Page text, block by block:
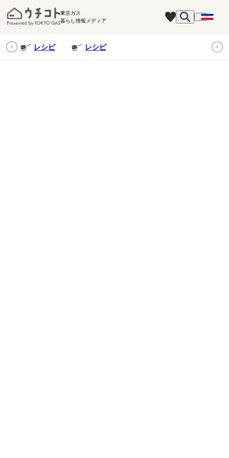
東京ガス
暮らし情報メディア
レシピ レシピ